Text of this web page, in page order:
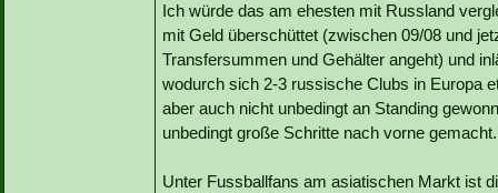
Ich würde das am ehesten mit Russland
mit Geld überschüttet (zwischen 09/08 und
Transfersummen und Gehälter angeht) und
wodurch sich 2-3 russische Clubs in Europa
aber auch nicht unbedingt an Standing
unbedingt große Schritte nach vorne gemacht.
Unter Fussballfans am asiatischen Markt ist